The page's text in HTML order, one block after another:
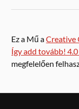
Ez a Mű aCreative
Így add tovább!
megfelelően